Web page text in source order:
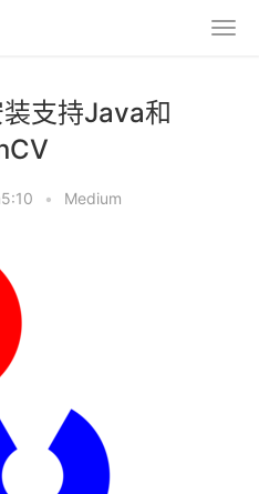
支持Java和
• Medium